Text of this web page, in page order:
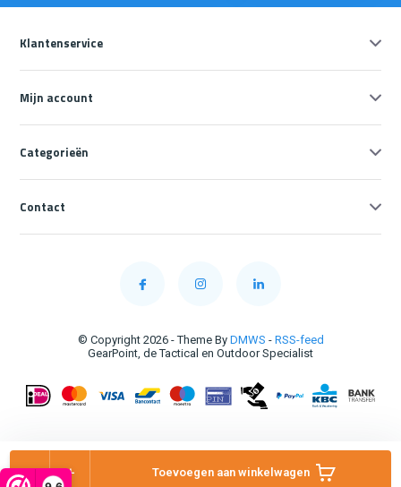
+
- Toevoegen aan winkelwagen
Klantenservice
Mijn account
Categorieën
Contact
© Copyright 2026 - Theme By DMWS - RSS-feed
GearPoint, de Tactical en Outdoor Specialist